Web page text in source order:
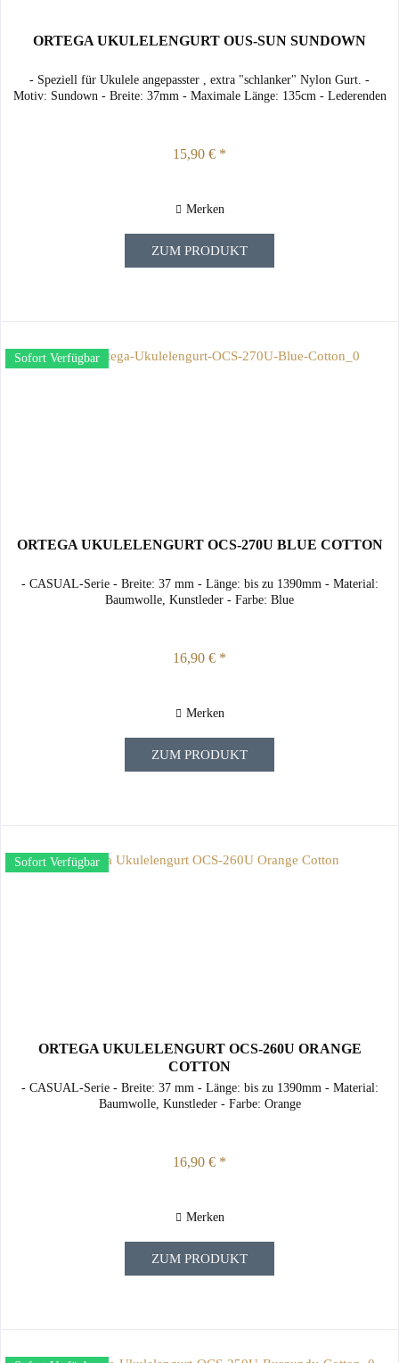
ORTEGA UKULELENGURT OUS-SUN SUNDOWN
- Speziell für Ukulele angepasster , extra "schlanker" Nylon Gurt. -
Motiv: Sundown - Breite: 37mm - Maximale Länge: 135cm - Lederenden
15,90 € *
Merken
ZUM PRODUKT
Sofort Verfügbar
ORTEGA UKULELENGURT OCS-270U BLUE COTTON
- CASUAL-Serie - Breite: 37 mm - Länge: bis zu 1390mm - Material:
Baumwolle, Kunstleder - Farbe: Blue
16,90 € *
Merken
ZUM PRODUKT
Sofort Verfügbar
ORTEGA UKULELENGURT OCS-260U ORANGE
COTTON
- CASUAL-Serie - Breite: 37 mm - Länge: bis zu 1390mm - Material:
Baumwolle, Kunstleder - Farbe: Orange
16,90 € *
Merken
ZUM PRODUKT